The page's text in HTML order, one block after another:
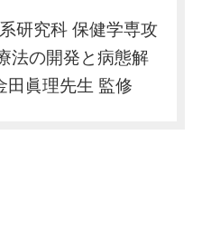
研究科 保健学専攻
法の開発と病態解
田眞理先生 監修